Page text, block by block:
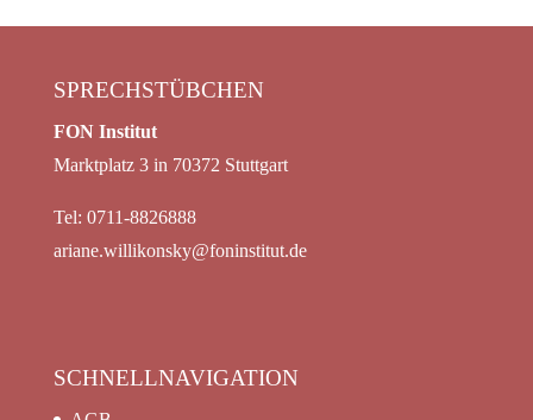
SPRECHSTÜBCHEN
FON Institut
Marktplatz 3 in 70372 Stuttgart
Tel: 0711-8826888
ariane.willikonsky@foninstitut.de
SCHNELLNAVIGATION